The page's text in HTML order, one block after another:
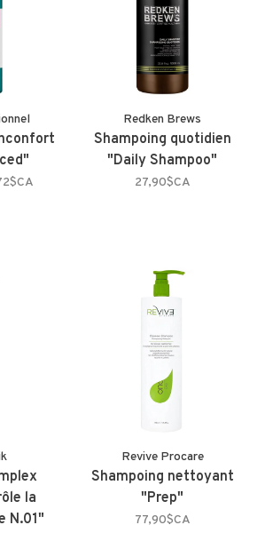
Redken Brews
Shampoing quotidien
"Daily Shampoo"
27,90$CA
la
N.01"
Revive Procare
Shampoing nettoyant
"Prep"
77,90$CA